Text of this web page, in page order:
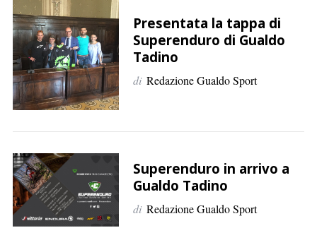
e
r
:
Presentata la tappa di
Superenduro di Gualdo
Tadino
di Redazione Gualdo Sport
Superenduro in arrivo a
Gualdo Tadino
di Redazione Gualdo Sport